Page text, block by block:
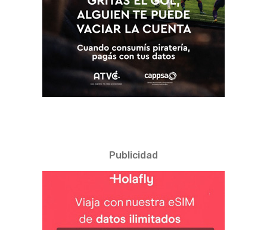
Publicidad